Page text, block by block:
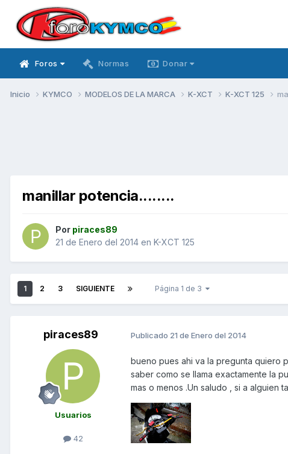
Foros Normas Donar
Inicio KYMCO MODELOS DE LA MARCA K-XCT K-XCT 125
manillar potencia........
Por piraces89
21 de Enero del 2014 en K-XCT 125
1 2 3 SIGUIENTE Página 1 de 3
piraces89
Usuarios
42
Publicado 21 de Enero del 2014
bueno pues ahi va la pregunta quiero
saber como se llama exactamente la
mas o menos .Un saludo , si a alguien